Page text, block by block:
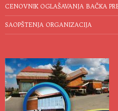
CENOVNIK OGLAŠAVANJA BAČKA
SAOPŠTENJA ORGANIZACIJA